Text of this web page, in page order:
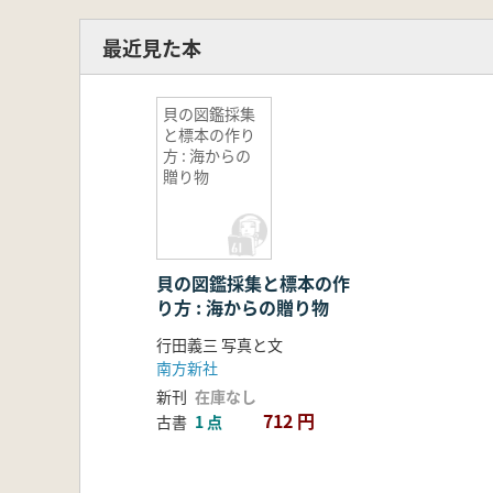
最近見た本
貝の図鑑採集
と標本の作り
方 : 海からの
贈り物
貝の図鑑採集と標本の作
り方 : 海からの贈り物
行田義三 写真と文
南方新社
新刊 在庫なし
古書 1 点 712 円